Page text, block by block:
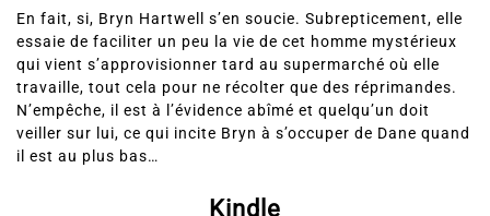
essaie de faciliter un peu la vie de cet homme mystérieux
qui vient s’approvisionner tard au supermarché où elle
travaille, tout cela pour ne récolter que des réprimandes.
N’empêche, il est à l’évidence abîmé et quelqu’un doit
veiller sur lui, ce qui incite Bryn à s’occuper de Dane quand
il est au plus bas…
Kindle